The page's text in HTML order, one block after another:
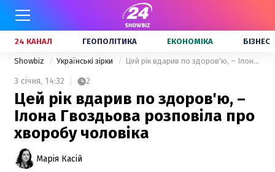
24 КАНАЛ ГЕОПОЛІТИКА ЕКОНОМІКА БІЗНЕС
Showbiz Українські зірки Цей рік вдарив по здоров'ю, – Ілона Гвоздьова розповіла про хворобу чоловіка
3 січня, 14:32 2
Цей рік вдарив по здоров'ю, –
Ілона Гвоздьова розповіла про
хворобу чоловіка
Марія Касій